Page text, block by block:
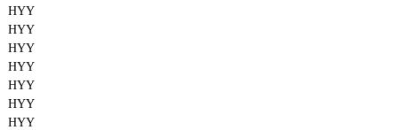
HYY
HYY
HYY
HYY
HYY
HYY
HYY